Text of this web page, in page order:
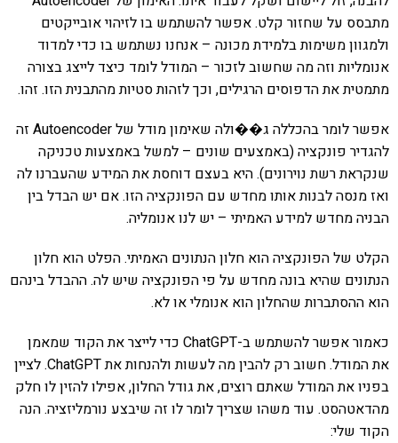
מתבסס על שחזור קלט. אפשר להשתמש בו לזיהוי אובייקטים
ולמגוון משימות בלמידת מכונה – אנחנו נשתמש בו כדי למדוד
אנומליות וזה מה שחשוב לזכור – המודל לומד כיצד לייצג בצורה
מתמטית את הדפוסים הרגילים, וכך לזהות סטיות מהתבנית הזו. זהו.
אפשר לומר בהכללה ג��ולה שאימון מודל של Autoencoder זה
להגדיר פונקציה (באמצעים שונים – למשל באמצעות טכניקה
שנקראת רשת נוירונים). היא בעצם דוחסת את המידע שהעברנו לה
ואז מנסה לבנות אותו מחדש עם הפונקציה הזו. אם יש הבדל בין
הבניה מחדש למידע האמיתי – יש לנו אנומליה.
הקלט של הפונקציה הוא חלון הנתונים האמיתי. הפלט הוא חלון
הנתונים שהיא בונה מחדש על פי הפונקציה שיש לה. ההבדל בינהם
הוא ההסתברות שהחלון הוא אנומלי או לא.
כאמור אפשר להשתמש ב-ChatGPT כדי לייצר את הקוד שמאמן
את המודל. חשוב רק להבין מה לעשות ולהנחות את ChatGPT. לציין
בפניו את המודל שאתם רוצים, את גודל החלון, אפילו להזין לו חלק
מהדאטהסט. עוד משהו שצריך לומר לו זה שיבצע נורמליזציה. הנה
הקוד שלי: